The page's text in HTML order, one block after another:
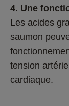
4. Une
Les acides
saumon
tension
cardiaque.